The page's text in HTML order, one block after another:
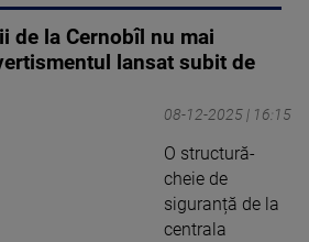
de la Cernobîl nu mai
lansat subit de
08-12-2025 | 16:15
O structură-
cheie de
siguranță de la
centrala